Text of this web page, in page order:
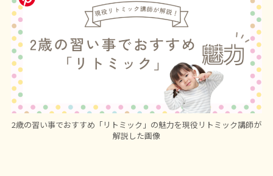
2歳の習い事でおすすめ「リトミック」の魅力を現役リトミック講師が
解説した画像